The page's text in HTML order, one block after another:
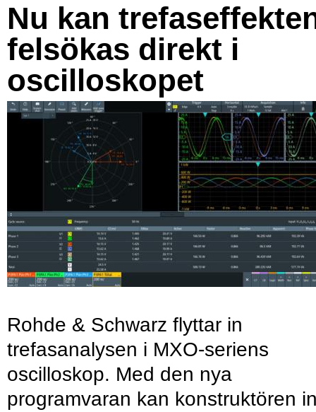
Nu kan
felsökas direkt i
oscilloskopet
Rohde & Schwarz flyttar in
trefasanalysen i MXO-seriens
oscilloskop. Med den nya
programvaran kan konstruktören